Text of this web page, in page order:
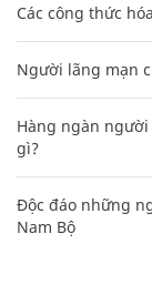
Các công thức
Người lãng mạn
Hàng ngàn người
gì?
Độc đáo những
Nam Bộ